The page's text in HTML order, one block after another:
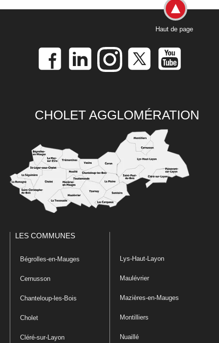
Haut de page
CHOLET AGGLOMÉRATION
LES COMMUNES
Bégrolles-en-Mauges
Cernusson
Chanteloup-les-Bois
Cholet
Cléré-sur-Layon
Lys-Haut-Layon
Maulévrier
Mazières-en-Mauges
Montilliers
Nuaillé